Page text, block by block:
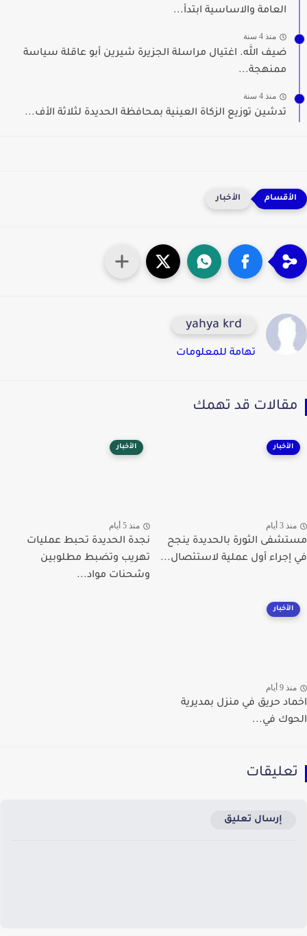
العامة والاساسية ابتدأ...
منذ 4 سنة
ضيف الله. اغتيال مراسلة الجزيرة شيرين أبو عاقلة سياسة
ممنهجة...
منذ 4 سنة
تدشين توزيع الزكاة العينية بمحافظة الحديدة لثلاثة الأف...
الأخبار
yahya krd
تهامة للمعلومات
قد تهمك
الأخبار
3 أيام
الثورة بالحديدة ينجح
أول عملية لاستئصال...
الأخبار
منذ 5 أيام
نجدة الحديدة تحبط عمليات
تهريب وتضبط مطلوبين
وشحنات مواد...
الأخبار
9 أيام
حريق في منزل بمديرية
في...
إرسال تعليق